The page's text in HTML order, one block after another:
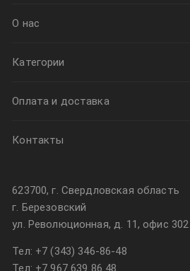
О нас
Категории
Оплата и доставка
Контакты
623700, г. Свердловская область
г. Березовский
ул. Революционная, д. 11, офис 302
Тел: +7 (343) 346-86-48
Тел: +7 967 639 86 48